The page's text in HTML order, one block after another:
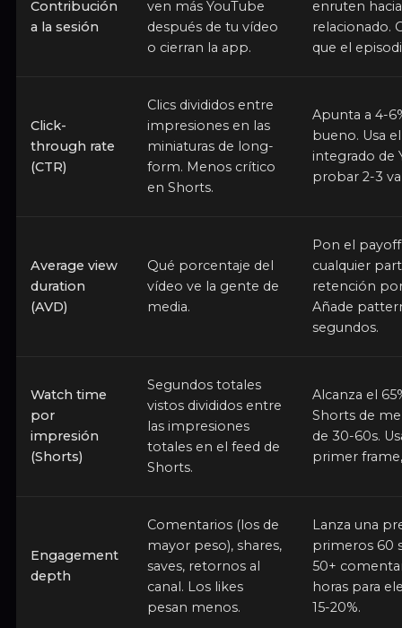
Contribución
a la sesión
ven más YouTube
después de tu vídeo
o cierran la app.
enruten
relacionado.
que el
Click-
through rate
(CTR)
Clics divididos entre
impresiones en las
miniaturas de long-
form. Menos crítico
en Shorts.
Apunta a 4-
bueno. Usa
integrado de
probar 2-3
Average view
duration
(AVD)
Qué porcentaje del
vídeo ve la gente de
media.
Pon el
cualquier
retención
Añade
segundos.
Watch time
por
impresión
(Shorts)
Segundos totales
vistos divididos entre
las impresiones
totales en el feed de
Shorts.
Alcanza el
Shorts de
de 30-60s.
primer
Engagement
depth
Comentarios (los de
mayor peso), shares,
saves, retornos al
canal. Los likes
pesan menos.
Lanza una
primeros 60
50+
horas para
15-20%.